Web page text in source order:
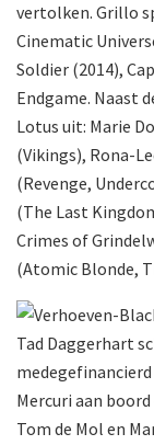
vertolken. Grillo
Cinematic
Soldier (2014),
Endgame. Naast
Lotus uit: Marie
(Vikings), Rona-
(Revenge,
(The Last
Crimes of
(Atomic Blonde,
Tad Daggerhart
Mercuri aan
Tom de Mol en